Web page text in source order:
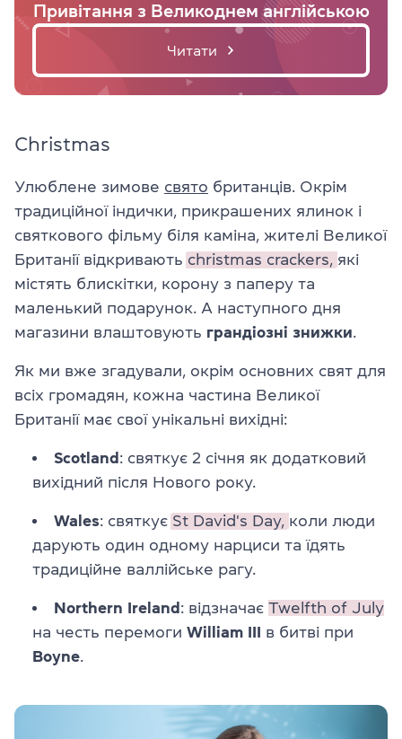
Привітання з Великоднем англійською
Читати
Christmas
Улюблене зимове свято британців. Окрім
традиційної індички, прикрашених ялинок і
святкового фільму біля каміна, жителі Великої
Британії відкривають christmas crackers,
які
містять блискітки, корону з паперу та
маленький подарунок. А наступного дня
магазини влаштовують грандіозні знижки
Як ми вже згадували, окрім основних свят для
всіх громадян, кожна частина Великої
Британії має свої унікальні вихідні:
Scotland : святкує 2 січня як додатковий
вихідний після Нового року.
Wales: святкує St David's Day, коли люди
дарують один одному нарциси та їдять
традиційне валлійське рагу.
Northern Ireland : відзначає Twelfth of July
на честь перемоги William III в битві при
Boyne